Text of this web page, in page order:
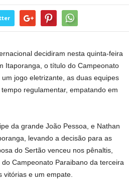
decidiram nesta quinta-feira
Itaporanga, o título do Campeonato
um jogo eletrizante, as duas equipes
regulamentar, empatando em
da grande João Pessoa, e Nathan
levando a decisão para as
do Sertão venceu nos pênaltis,
Campeonato Paraibano da terceira
vitórias e um empate.